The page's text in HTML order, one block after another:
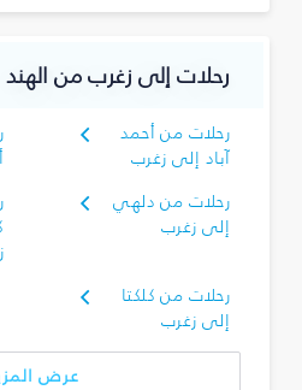
رحلات إلى زغرب من الهند
رحلات من أحمد
آباد إلى زغرب
رحلات من دلهي
إلى زغرب
رحلات من كلكتا
إلى زغرب
عرض